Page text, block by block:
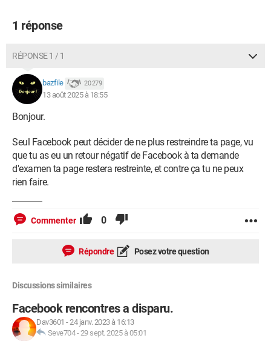
1 réponse
RÉPONSE 1 / 1
bazfile 20 279
13 août 2025 à 18:55
Bonjour.
Seul Facebook peut décider de ne plus restreindre ta page, vu
que tu as eu un retour négatif de Facebook à ta demande
d'examen ta page restera restreinte, et contre ça tu ne peux
rien faire.
Commenter 0
Répondre Posez votre question
Discussions similaires
Facebook rencontres a disparu.
Dav3601 -24 janv. 2023 à 16:13
Seve704-29 sept. 2025 à 05:01